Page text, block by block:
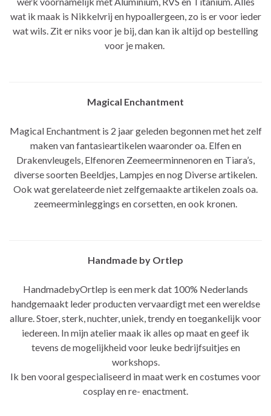
wat ik maak is Nikkelvrij en hypoallergeen, zo is er voor ieder
wat wils. Zit er niks voor je bij, dan kan ik altijd op bestelling
voor je maken.
Magical Enchantment
Magical Enchantment is 2 jaar geleden begonnen met het zelf
maken van fantasieartikelen waaronder oa. Elfen en
Drakenvleugels, Elfenoren Zeemeerminnenoren en Tiara’s,
diverse soorten Beeldjes, Lampjes en nog Diverse artikelen.
Ook wat gerelateerde niet zelfgemaakte artikelen zoals oa.
zeemeerminleggings en corsetten, en ook kronen.
Handmade by Ortlep
HandmadebyOrtlep is een merk dat 100% Nederlands
handgemaakt leder producten vervaardigt met een wereldse
allure. Stoer, sterk, nuchter, uniek, trendy en toegankelijk voor
iedereen. In mijn atelier maak ik alles op maat en geef ik
tevens de mogelijkheid voor leuke bedrijfsuitjes en
workshops.
Ik ben vooral gespecialiseerd in maat werk en costumes voor
cosplay en re- enactment.